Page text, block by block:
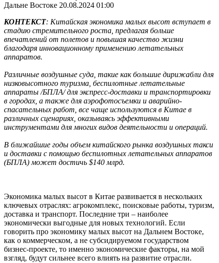
Дальне Востоке 20.08.2024 01:00
КОНТЕКСТ: Китайская экономика малых высот вступает в
стадию стремительного роста, предлагая больше
впечатлений от полетов и повышая качество жизни
благодаря инновационному применению летательных
аппаратов.
Различные воздушные суда, такие как большие дирижабли для
низковысотного туризма, беспилотные летательные
аппараты /БПЛА/ для экспресс-доставки и транспортировки
в городах, а также для аэрофотосъемки и аварийно-
спасательных работ, все чаще используются в Китае в
различных сценариях, оказываясь эффективными
инструментами для многих видов деятельности и операций.
В ближайшие годы объем китайского рынка воздушных такси
и доставки с помощью беспилотных летательных аппаратов
(БПЛА) может достичь $140 млрд.
Экономика малых высот в Китае развивается в нескольких
ключевых отраслях: агрокомплекс, поисковые работы, туризм,
доставка и транспорт. Последние три – наиболее
экономически выгодные для новых технологий. Если
говорить про экономику малых высот на Дальнем Востоке,
как о коммерческом, а не субсидируемом государством
бизнес-проекте, то именно экономические факторы, на мой
взгляд, будут сильнее всего влиять на развитие отрасли.